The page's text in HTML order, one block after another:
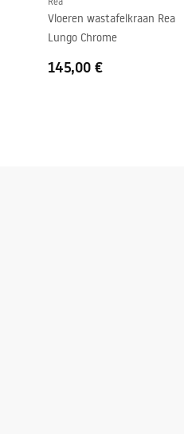
Vloeren wastafelkraan Rea
Lungo Chrome
145,00 €